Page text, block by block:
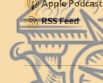
Apple Podcast
RSS Feed